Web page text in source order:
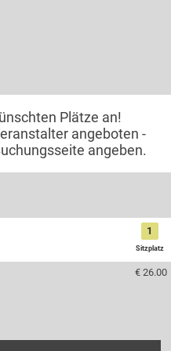
Plätze an!
angeboten -
angeben.
1
Sitzplatz
€ 26.00